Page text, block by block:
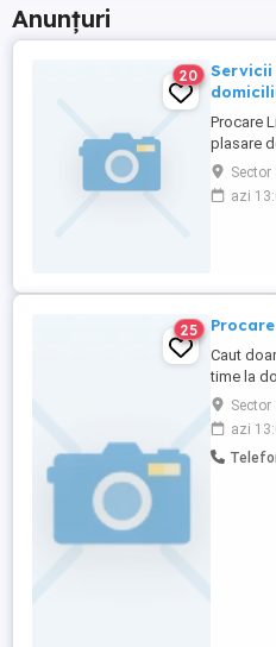
Anunțuri
20
Procare
plasare
batrani
Sector
azi
25
Caut
time la
Sector
azi